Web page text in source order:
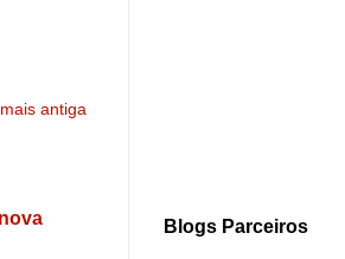
antiga
Blogs Parceiros